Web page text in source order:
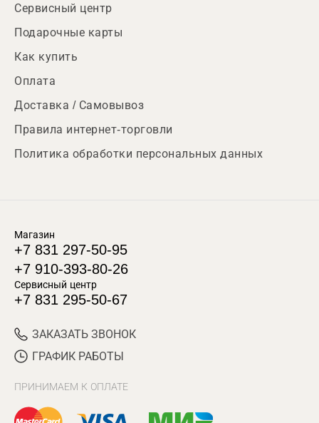
Сервисный центр
Подарочные карты
Как купить
Оплата
Доставка / Самовывоз
Правила интернет-торговли
Политика обработки персональных данных
Магазин
+7 831 297-50-95
+7 910-393-80-26
Сервисный центр
+7 831 295-50-67
ЗАКАЗАТЬ ЗВОНОК
ГРАФИК РАБОТЫ
ПРИНИМАЕМ К ОПЛАТЕ